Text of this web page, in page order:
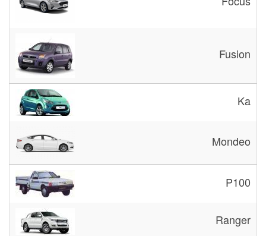
Fusion
Ka
Mondeo
P100
Ranger